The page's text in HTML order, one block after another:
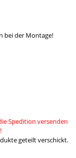
bei der Montage!
Spedition versenden
geteilt verschickt.